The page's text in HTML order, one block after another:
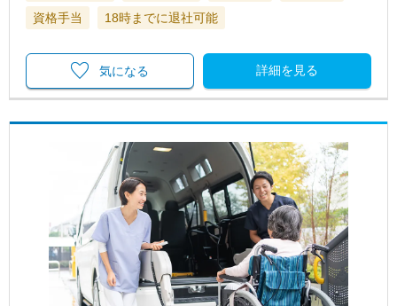
資格手当
18時までに退社可能
詳細を見る
気になる